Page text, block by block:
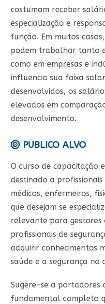
costumam receber
especialização e
função. Em muitos
podem trabalhar tanto
como em empresas e
influencia sua faixa
desenvolvidos, os
elevados em
desenvolvimento.
PUBLICO ALVO
O curso de capacitação
destinado a
médicos, enfermeiros,
que desejam se
relevante para gestores
profissionais de
adquirir conhecimentos
saúde e a segurança
Sugere-se a portadores
fundamental completo